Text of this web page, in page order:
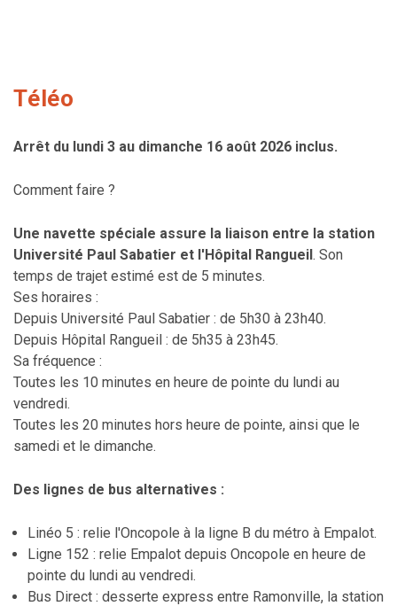
Téléo
Arrêt du lundi 3 au dimanche 16 août 2026 inclus.
Comment faire ?
Une navette spéciale assure la liaison entre la station
Université Paul Sabatier et l'Hôpital Rangueil. Son
temps de trajet estimé est de 5 minutes.
Ses horaires :
Depuis Université Paul Sabatier : de 5h30 à 23h40.
Depuis Hôpital Rangueil : de 5h35 à 23h45.
Sa fréquence :
Toutes les 10 minutes en heure de pointe du lundi au
vendredi.
Toutes les 20 minutes hors heure de pointe, ainsi que le
samedi et le dimanche.
Des lignes de bus alternatives :
Linéo 5 : relie l'Oncopole à la ligne B du métro à Empalot.
Ligne 152 : relie Empalot depuis Oncopole en heure de
pointe du lundi au vendredi.
Bus Direct : desserte express entre Ramonville, la station